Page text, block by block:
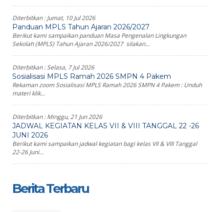
Diterbitkan :Jumat, 10 Jul 2026
Panduan MPLS Tahun Ajaran 2026/2027
Berikut kami sampaikan panduan Masa Pengenalan Lingkungan
Sekolah (MPLS) Tahun Ajaran 2026/2027 silakan...
Diterbitkan :Selasa, 7 Jul 2026
Sosialisasi MPLS Ramah 2026 SMPN 4 Pakem
Rekaman zoom Sosialisasi MPLS Ramah 2026 SMPN 4 Pakem : Unduh
materi klik...
Diterbitkan :Minggu, 21 Jun 2026
JADWAL KEGIATAN KELAS VII & VIII TANGGAL 22 -26
JUNI 2026
Berikut kami sampaikan jadwal kegiatan bagi kelas VII & VIII Tanggal
22-26 Juni...
Berita Terbaru